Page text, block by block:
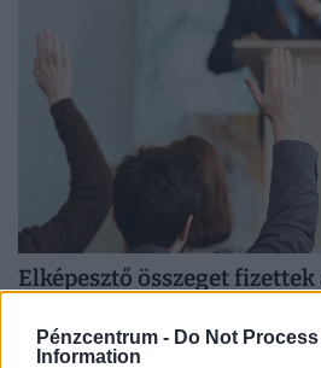
Pénzcentrum - Do Not
Information
Elképesztő összeget fizettek
sisakért: jótékonyságra
akármennyi